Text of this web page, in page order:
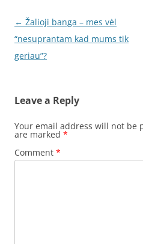
Post
navigation
← Žalioji banga – mes vėl
“nesuprantam kad mums tik
geriau”?
Leave a Reply
Your email address will not be
are marked *
Comment *